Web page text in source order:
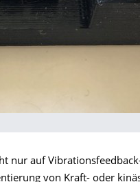
nur auf
von Kraft- oder